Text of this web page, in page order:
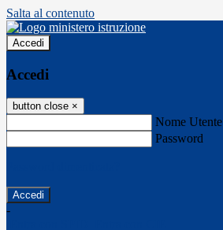
Salta al contenuto
Accedi
Accedi
button close ×
Nome Utente
Password
-